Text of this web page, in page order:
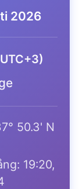
2026
50.3' N
19:20,